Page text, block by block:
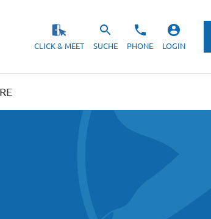
CLICK & MEET SUCHE PHONE LOGIN